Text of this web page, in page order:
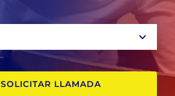
SOLICITAR LLAMADA